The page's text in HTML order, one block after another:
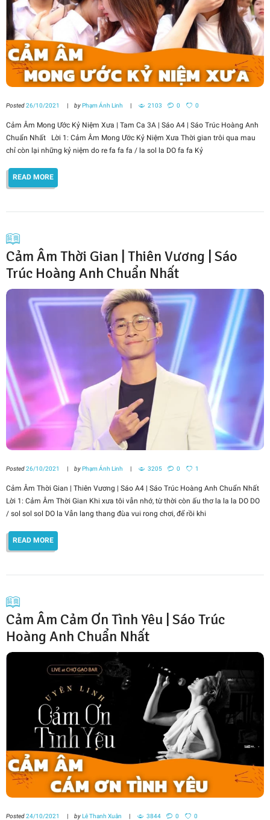
Posted26/10/2021 byPhạm Ánh Linh 2103 0 0
Cảm Âm Mong Ước Kỷ Niệm Xưa | Tam Ca 3A | Sáo A4 | Sáo Trúc Hoàng Anh
Chuẩn Nhất Lời 1: Cảm Âm Mong Ước Kỷ Niệm Xưa Thời gian trôi qua mau
chỉ còn lại những kỷ niệm do re fa fa fa / la sol la DO fa fa Kỷ
READ MORE
Cảm Âm Thời Gian | Thiên Vương | Sáo
Trúc Hoàng Anh Chuẩn Nhất
Posted26/10/2021 byPhạm Ánh Linh 3205 0 1
Cảm Âm Thời Gian | Thiên Vương | Sáo A4 | Sáo Trúc Hoàng Anh Chuẩn Nhất
Lời 1: Cảm Âm Thời Gian Khi xưa tôi vẫn nhớ, từ thời còn ấu thơ la la la DO DO
/ sol sol sol DO la Vẫn lang thang đùa vui rong chơi, để rồi khi
READ MORE
Cảm Âm Cảm Ơn Tình Yêu | Sáo Trúc
Hoàng Anh Chuẩn Nhất
Posted24/10/2021 byLê Thanh Xuân 3844 0 0